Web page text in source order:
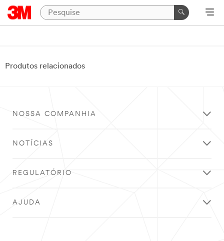
Produtos relacionados
NOSSA COMPANHIA
NOTÍCIAS
REGULATÓRIO
AJUDA